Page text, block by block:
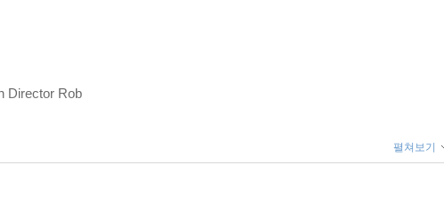
Director Rob
펼쳐보기